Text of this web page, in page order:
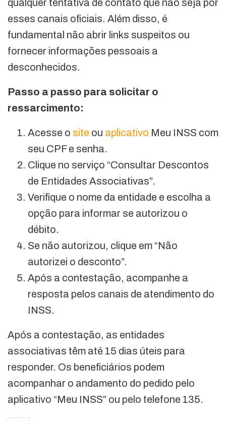
qualquer tentativa de contato que não seja por
esses canais oficiais. Além disso, é
fundamental não abrir links suspeitos ou
fornecer informações pessoais a
desconhecidos.
Passo a passo para solicitar o
ressarcimento:
Acesse o site ou aplicativo Meu INSS com
seu CPF e senha.
Clique no serviço “Consultar Descontos
de Entidades Associativas”.
Verifique o nome da entidade e escolha a
opção para informar se autorizou o
débito.
Se não autorizou, clique em “Não
autorizei o desconto”.
Após a contestação, acompanhe a
resposta pelos canais de atendimento do
INSS.
Após a contestação, as entidades
associativas têm até 15 dias úteis para
responder. Os beneficiários podem
acompanhar o andamento do pedido pelo
aplicativo “Meu INSS” ou pelo telefone 135.